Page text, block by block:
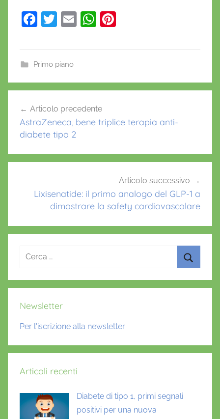
F
e
b
o
k
T
er
E
W
A
p
st
Primo piano
articoli
Articolo precedente
AstraZeneca, bene triplice terapia anti-
diabete tipo 2
Articolo successivo
Lixisenatide: il primo analogo del GLP-1 a
dimostrare la safety cardiovascolare
Ricerca
Newsletter
Per l'iscrizione alla newsletter
Articoli recenti
Diabete di tipo 1, primi segnali
positivi per una nuova